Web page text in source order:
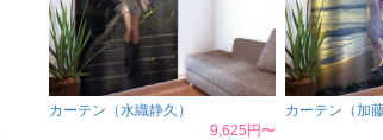
カーテン（水織静久）
9,625円〜
カーテン（加